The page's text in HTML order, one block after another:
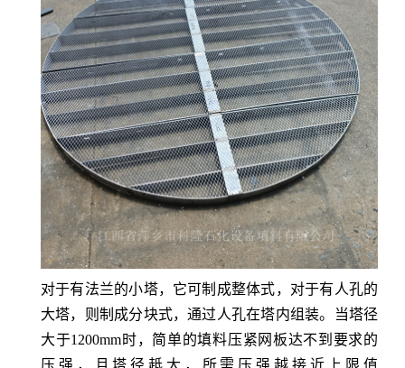
对于有法兰的小塔，它可制成整体式，对于有人孔的
大塔，则制成分块式，通过人孔在塔内组装。当塔径
大于1200mm时，简单的填料压紧网板达不到要求的
压强，且塔径赿大，所需压强越接近上限值